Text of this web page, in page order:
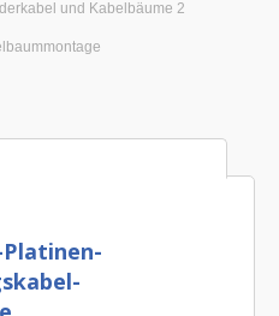
und Kabelbäume 2